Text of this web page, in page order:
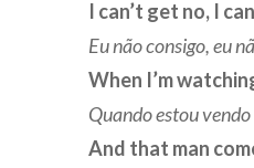
I can’t get no, I
Eu não consigo, eu
When I’m
Quando estou
And that man